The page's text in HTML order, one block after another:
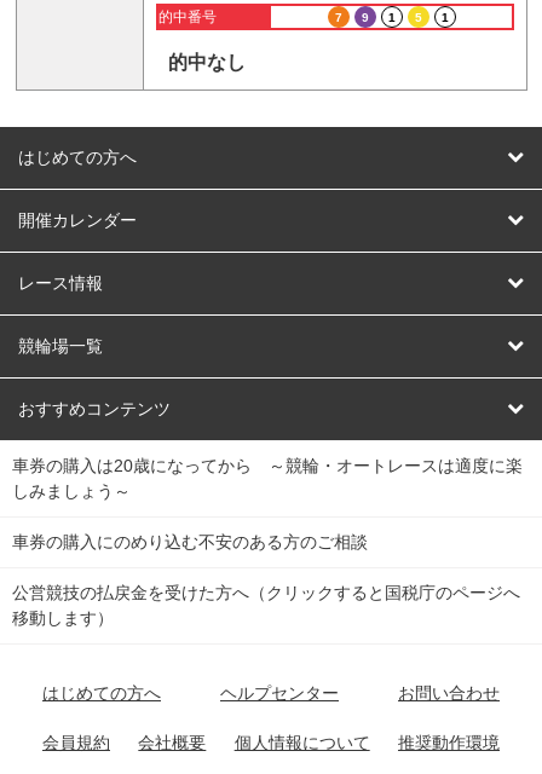
的中番号 7 9 1 5 1
的中なし
はじめての方へ
はじめての方へ
開催カレンダー
競輪
オートレース
競輪くじ
Dokanto!
チャリロトプラザ
レース情報
レース予想
レース結果
キャリーオーバー一覧
競輪場一覧
北日本 函館競輪場
関
東
弥彦競輪場 前橋競輪場 取手競輪場 宇都宮競輪場
関
東
小田原競輪場
名古屋競輪場 岐阜競輪場 大垣競輪場 豊橋競輪場
富山競輪場 松阪競輪場 四日市競輪場
おすすめコンテンツ
競輪選手情報
Perfecta Navi
netkeirin
車券の購入は20歳になってから ～競輪・オートレースは適度に楽
しみましょう～
車券の購入にのめり込む不安のある方のご相談
公営競技の払戻金を受けた方へ（クリックすると国税庁のページへ
移動します）
はじめての方へ ヘルプセンター お問い合わせ
会員規約 会社概要 個人情報について 推奨動作環境